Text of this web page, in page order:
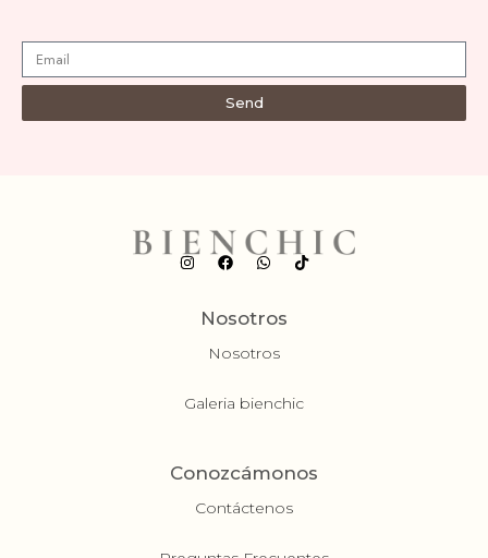
Send
Nosotros
Nosotros
Galeria bienchic
Conozcámonos
Contáctenos